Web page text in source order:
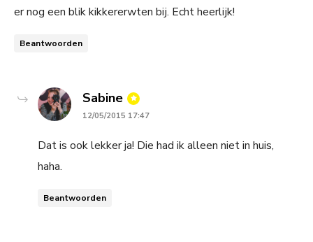
er nog een blik kikkererwten bij. Echt heerlijk!
Beantwoorden
Sabine says:
12/05/2015 17:47
Dat is ook lekker ja! Die had ik alleen niet in huis,
haha.
Beantwoorden